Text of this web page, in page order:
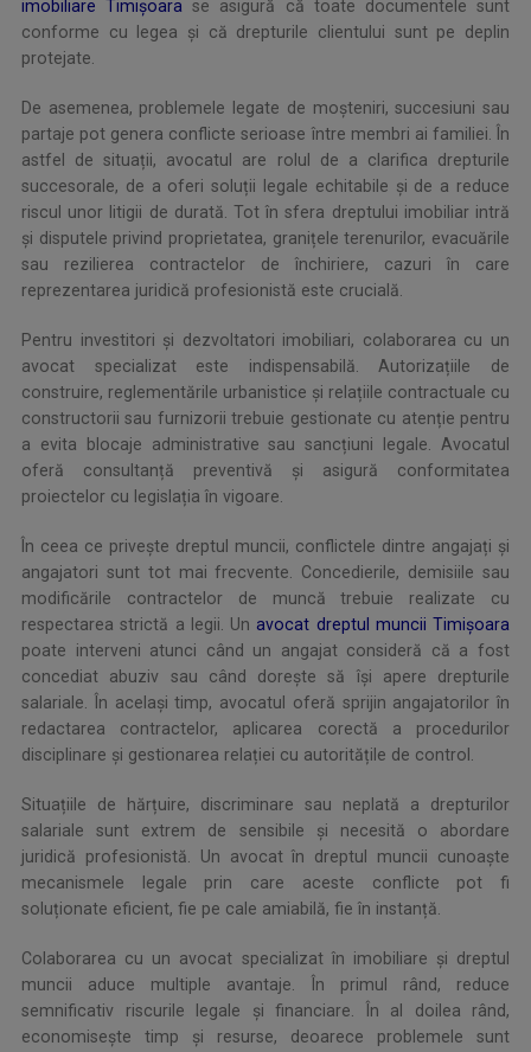
imobiliare Timișoara se asigură că toate documentele sunt
conforme cu legea și că drepturile clientului sunt pe deplin
protejate.
De asemenea, problemele legate de moșteniri, succesiuni sau
partaje pot genera conflicte serioase între membri ai familiei. În
astfel de situații, avocatul are rolul de a clarifica drepturile
succesorale, de a oferi soluții legale echitabile și de a reduce
riscul unor litigii de durată. Tot în sfera dreptului imobiliar intră
și disputele privind proprietatea, granițele terenurilor, evacuările
sau rezilierea contractelor de închiriere, cazuri în care
reprezentarea juridică profesionistă este crucială.
Pentru investitori și dezvoltatori imobiliari, colaborarea cu un
avocat specializat este indispensabilă. Autorizațiile de
construire, reglementările urbanistice și relațiile contractuale cu
constructorii sau furnizorii trebuie gestionate cu atenție pentru
a evita blocaje administrative sau sancțiuni legale. Avocatul
oferă consultanță preventivă și asigură conformitatea
proiectelor cu legislația în vigoare.
În ceea ce privește dreptul muncii, conflictele dintre angajați și
angajatori sunt tot mai frecvente. Concedierile, demisiile sau
modificările contractelor de muncă trebuie realizate cu
respectarea strictă a legii. Un avocat dreptul muncii Timișoara
poate interveni atunci când un angajat consideră că a fost
concediat abuziv sau când dorește să își apere drepturile
salariale. În același timp, avocatul oferă sprijin angajatorilor în
redactarea contractelor, aplicarea corectă a procedurilor
disciplinare și gestionarea relației cu autoritățile de control.
Situațiile de hărțuire, discriminare sau neplată a drepturilor
salariale sunt extrem de sensibile și necesită o abordare
juridică profesionistă. Un avocat în dreptul muncii cunoaște
mecanismele legale prin care aceste conflicte pot fi
soluționate eficient, fie pe cale amiabilă, fie în instanță.
Colaborarea cu un avocat specializat în imobiliare și dreptul
muncii aduce multiple avantaje. În primul rând, reduce
semnificativ riscurile legale și financiare. În al doilea rând,
economisește timp și resurse, deoarece problemele sunt